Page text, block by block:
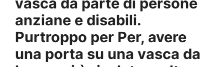
anziane e disabili.
Purtroppo per Per, avere
una porta su una vasca da